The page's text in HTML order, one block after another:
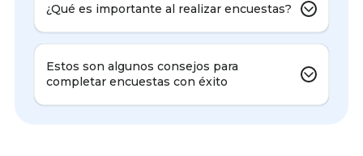
¿Qué es importante al realizar encuestas?
Estos son algunos consejos para
completar encuestas con éxito